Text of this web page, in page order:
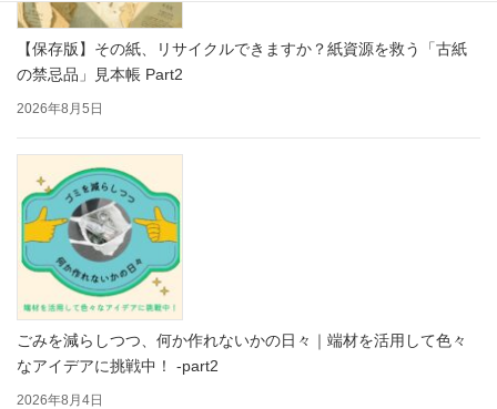
【保存版】その紙、リサイクルできますか？紙資源を救う「古紙
の禁忌品」見本帳 Part2
2026年8月5日
ごみを減らしつつ、何か作れないかの日々｜端材を活用して色々
なアイデアに挑戦中！ -part2
2026年8月4日